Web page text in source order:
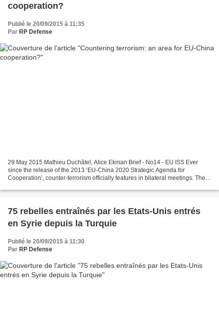
cooperation?
Publié le 20/09/2015 à 11:35
Par RP Defense
29 May 2015 Mathieu Duchâtel, Alice Ekman Brief - No14 - EU ISS Ever
since the release of the 2013 ‘EU-China 2020 Strategic Agenda for
Cooperation’, counter-terrorism officially features in bilateral meetings. The
75 rebelles entraînés par les Etats-Unis entrés
en Syrie depuis la Turquie
Publié le 20/09/2015 à 11:30
Par RP Defense